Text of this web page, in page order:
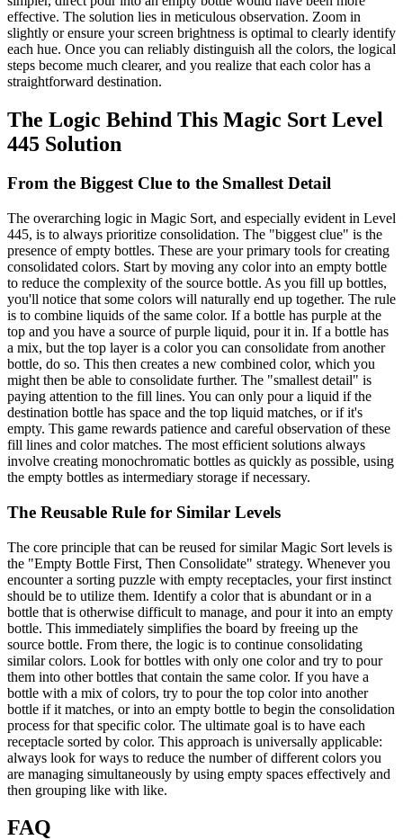
effective. The solution lies in meticulous observation. Zoom in
slightly or ensure your screen brightness is optimal to clearly identify
each hue. Once you can reliably distinguish all the colors, the logical
steps become much clearer, and you realize that each color has a
straightforward destination.
The Logic Behind This Magic Sort Level
445 Solution
From the Biggest Clue to the Smallest Detail
The overarching logic in Magic Sort, and especially evident in Level
445, is to always prioritize consolidation. The "biggest clue" is the
presence of empty bottles. These are your primary tools for creating
consolidated colors. Start by moving any color into an empty bottle
to reduce the complexity of the source bottle. As you fill up bottles,
you'll notice that some colors will naturally end up together. The rule
is to combine liquids of the same color. If a bottle has purple at the
top and you have a source of purple liquid, pour it in. If a bottle has
a mix, but the top layer is a color you can consolidate from another
bottle, do so. This then creates a new combined color, which you
might then be able to consolidate further. The "smallest detail" is
paying attention to the fill lines. You can only pour a liquid if the
destination bottle has space and the top liquid matches, or if it's
empty. This game rewards patience and careful observation of these
fill lines and color matches. The most efficient solutions always
involve creating monochromatic bottles as quickly as possible, using
the empty bottles as intermediary storage if necessary.
The Reusable Rule for Similar Levels
The core principle that can be reused for similar Magic Sort levels is
the "Empty Bottle First, Then Consolidate" strategy. Whenever you
encounter a sorting puzzle with empty receptacles, your first instinct
should be to utilize them. Identify a color that is abundant or in a
bottle that is otherwise difficult to manage, and pour it into an empty
bottle. This immediately simplifies the board by freeing up the
source bottle. From there, the logic is to continue consolidating
similar colors. Look for bottles with only one color and try to pour
them into other bottles that contain the same color. If you have a
bottle with a mix of colors, try to pour the top color into another
bottle if it matches, or into an empty bottle to begin the consolidation
process for that specific color. The ultimate goal is to have each
receptacle sorted by color. This approach is universally applicable:
always look for ways to reduce the number of different colors you
are managing simultaneously by using empty spaces effectively and
then grouping like with like.
FAQ